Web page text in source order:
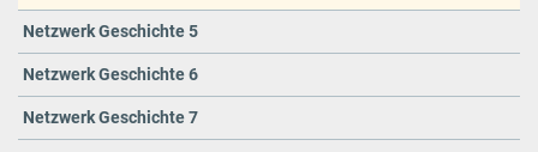
Netzwerk Geschichte 5
Netzwerk Geschichte 6
Netzwerk Geschichte 7